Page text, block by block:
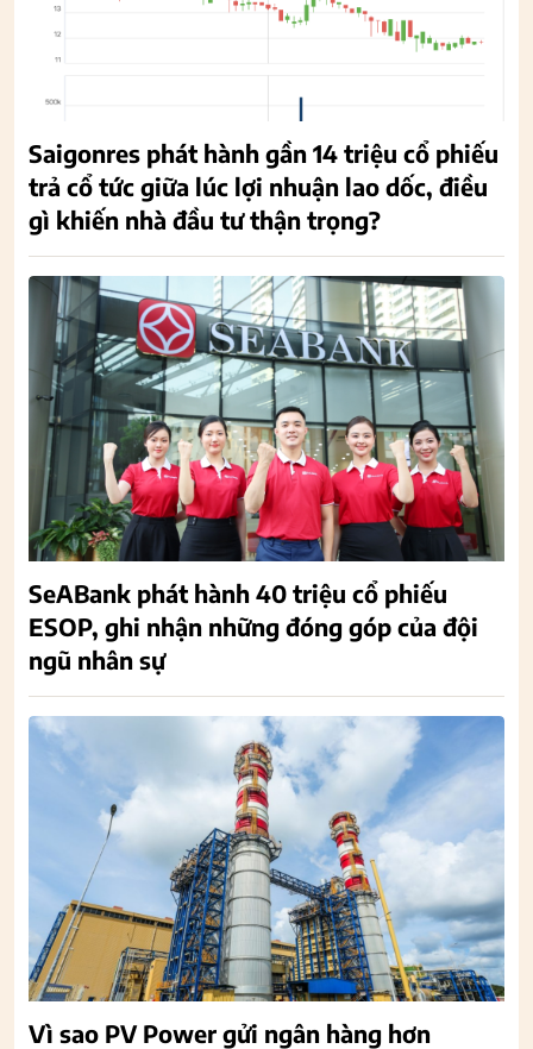
Saigonres phát hành gần 14 triệu cổ phiếu
trả cổ tức giữa lúc lợi nhuận lao dốc, điều
gì khiến nhà đầu tư thận trọng?
SeABank phát hành 40 triệu cổ phiếu
ESOP, ghi nhận những đóng góp của đội
ngũ nhân sự
Vì sao PV Power gửi ngân hàng hơn